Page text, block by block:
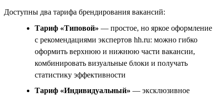
Доступны два тарифа брендирования вакансий:
Тариф «Типовой» — простое, но яркое оформление
с рекомендациями экспертов hh.ru: можно гибко
оформить верхнюю и нижнюю части вакансии,
комбинировать визуальные блоки и получать
статистику эффективности
Тариф «Индивидуальный» — эксклюзивное